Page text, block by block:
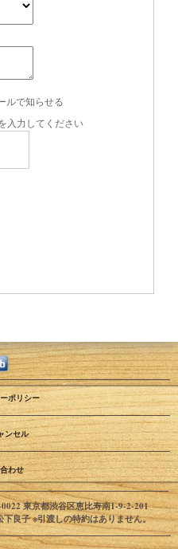
ルで知らせる
入力してください
ポリシー
ンセル
わせ
東京都渋谷区恵比寿南1-9-2-201
良子 ※引渡しの特約はありません。